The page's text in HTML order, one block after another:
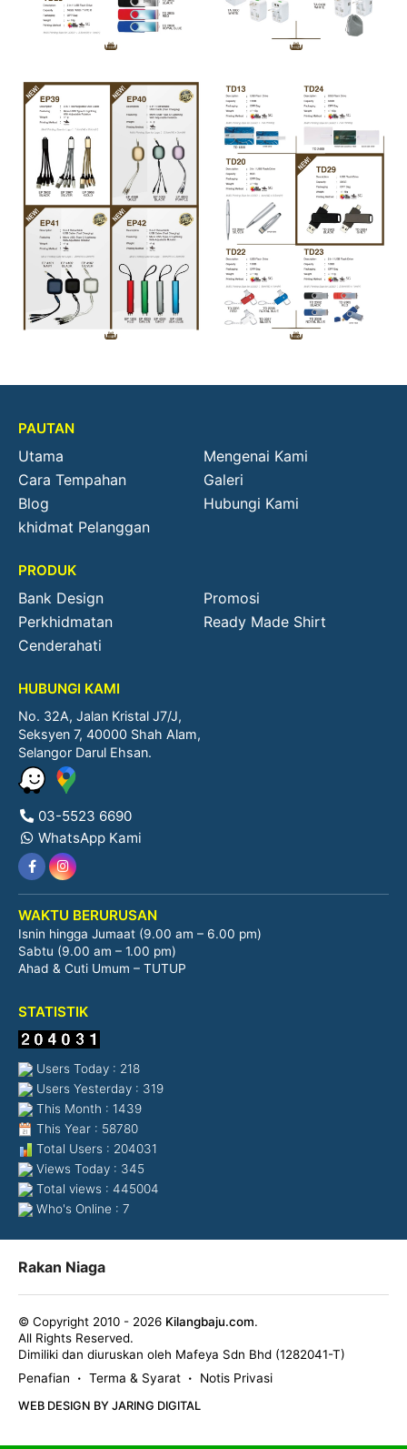
PAUTAN
Utama
Mengenai Kami
Cara Tempahan
Galeri
Blog
Hubungi Kami
khidmat Pelanggan
PRODUK
Bank Design
Promosi
Perkhidmatan
Ready Made Shirt
Cenderahati
HUBUNGI KAMI
No. 32A, Jalan Kristal J7/J,
Seksyen 7, 40000 Shah Alam,
Selangor Darul Ehsan.
03-5523 6690
WhatsApp Kami
WAKTU BERURUSAN
Isnin hingga Jumaat (9.00 am – 6.00 pm)
Sabtu (9.00 am – 1.00 pm)
Ahad & Cuti Umum – TUTUP
STATISTIK
Users Today : 218
Users Yesterday : 319
This Month : 1439
This Year : 58780
Total Users : 204031
Views Today : 345
Total views : 445004
Who's Online : 7
Rakan Niaga
© Copyright 2010 - 2026 Kilangbaju.com.
All Rights Reserved.
Dimiliki dan diuruskan oleh Mafeya Sdn Bhd (1282041-T)
Penafian
• Terma & Syarat • Notis Privasi
WEB DESIGN BY JARING DIGITAL